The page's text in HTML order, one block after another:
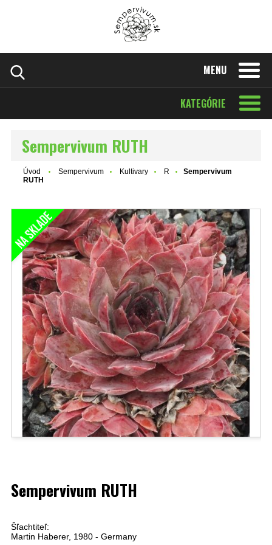
MENU
KATEGÓRIE
Sempervivum RUTH
Úvod Sempervivum Kultivary R
Sempervivum
RUTH
Sempervivum RUTH
Šľachtiteľ:
Martin Haberer, 1980 - Germany